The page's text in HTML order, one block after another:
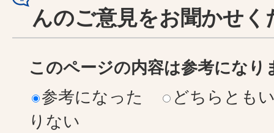
んのご意見をお聞かせく
このページの内容は参考になり
参考になった
どちらとも
りない